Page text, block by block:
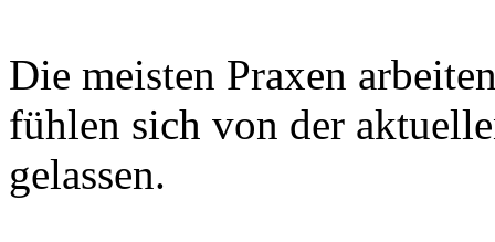
Die meisten Praxen
fühlen sich von der
gelassen.